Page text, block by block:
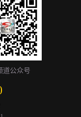
道公众号